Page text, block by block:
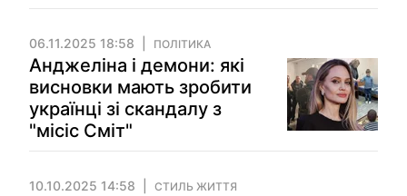
06.11.2025 18:58 ПОЛІТИКА
Анджеліна і демони: які
висновки мають зробити
українці зі скандалу з
"місіс Сміт"
10.10.2025 14:58 СТИЛЬ ЖИТТЯ